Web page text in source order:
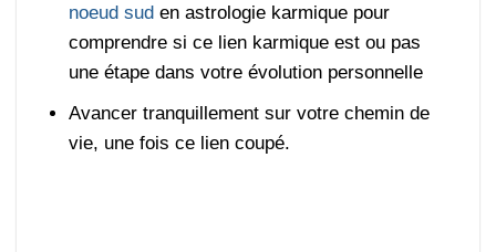
noeud sud en astrologie karmique pour
comprendre si ce lien karmique est ou pas
une étape dans votre évolution personnelle
Avancer tranquillement sur votre chemin de
vie, une fois ce lien coupé.